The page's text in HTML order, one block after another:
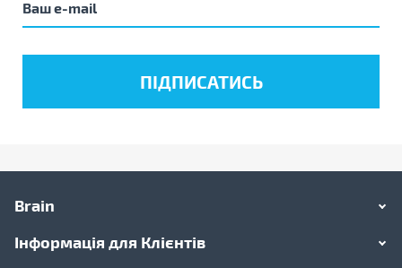
Brain
Інформація для Клієнтів